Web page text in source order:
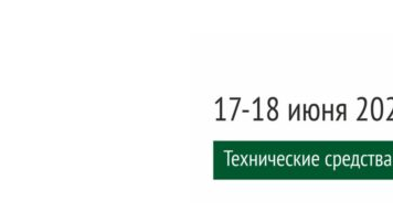
XII
обеспечения